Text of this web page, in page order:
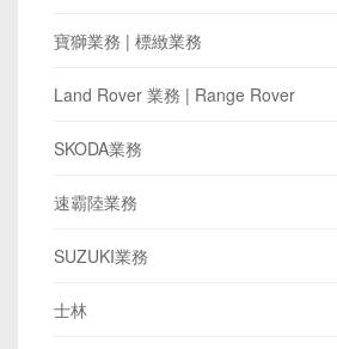
寶獅業務 | 標緻業務
Land Rover 業務 | Range Rover
SKODA業務
速霸陸業務
SUZUKI業務
士林